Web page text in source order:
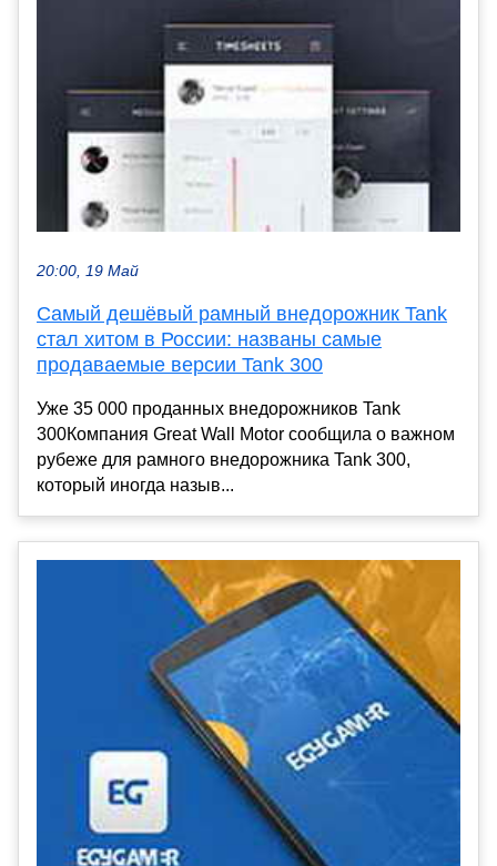
20:00, 19 Май
Cамый дешёвый рамный внедорожник Tank
стал хитом в России: названы самые
продаваемые версии Tank 300
Уже 35 000 проданных внедорожников Tank
300Компания Great Wall Motor сообщила о важном
рубеже для рамного внедорожника Tank 300,
который иногда назыв...